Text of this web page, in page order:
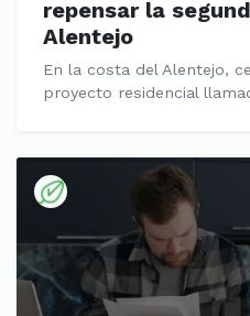
repensar la
Alentejo
En la costa del Alentejo,
proyecto residencial